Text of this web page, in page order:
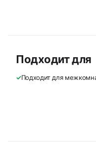
Подходит для
✓Подходит для